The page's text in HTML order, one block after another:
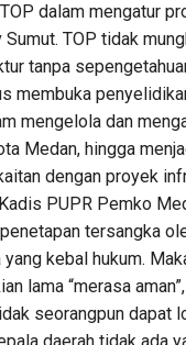
dalam mengatur
Sumut. TOP tidak
tanpa
membuka
mengelola dan
Medan, hingga
dengan proyek
PUPR Pemko
tersangka
yang kebal hukum.
lama “merasa
seorangpun dapat